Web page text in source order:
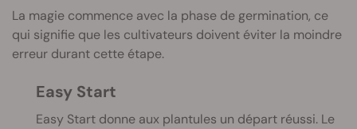
La magie commence avec la phase de germination, ce
qui signifie que les cultivateurs doivent éviter la moindre
erreur durant cette étape.
Easy Start
Easy Start donne aux plantules un départ réussi. Le